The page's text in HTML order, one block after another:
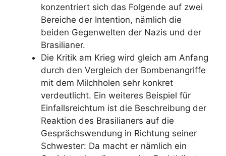
konzentriert sich das Folgende auf zwei
Bereiche der Intention, nämlich die
beiden Gegenwelten der Nazis und der
Brasilianer.
Die Kritik am Krieg wird gleich am Anfang
durch den Vergleich der Bombenangriffe
mit dem Milchholen sehr konkret
verdeutlicht. Ein weiteres Beispiel für
Einfallsreichtum ist die Beschreibung der
Reaktion des Brasilianers auf die
Gesprächswendung in Richtung seiner
Schwester: Da macht er nämlich ein